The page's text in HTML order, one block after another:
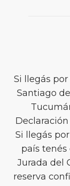
Si llegás
Santiago
Si llegás
país
Jurada del
reserva